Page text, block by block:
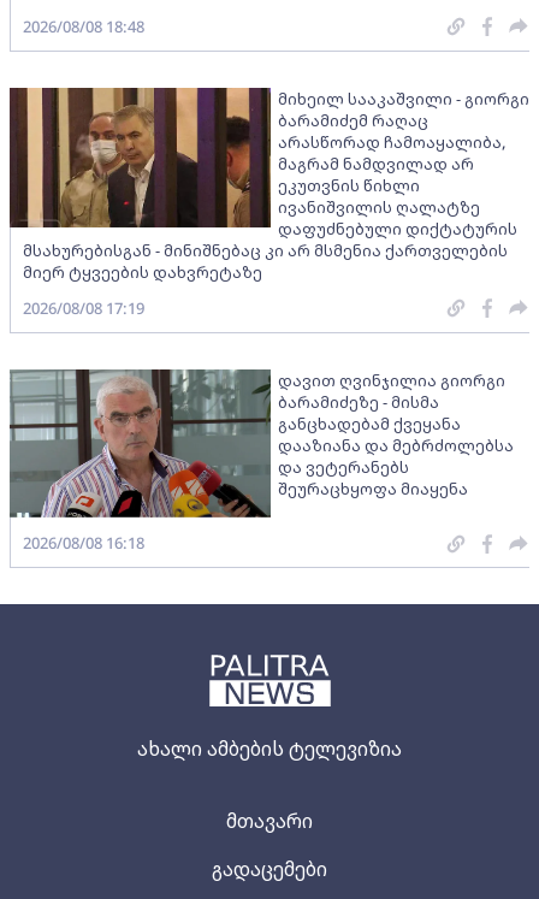
ახალი ამბების ტელევიზია
მთავარი
გადაცემები
2026/08/08 18:48
მიხეილ სააკაშვილი - გიორგი
ბარამიძემ რაღაც
არასწორად ჩამოაყალიბა,
მაგრამ ნამდვილად არ
ეკუთვნის წიხლი
ივანიშვილის ღალატზე
დაფუძნებული დიქტატურის
მსახურებისგან - მინიშნებაც კი არ მსმენია ქართველების
მიერ ტყვეების დახვრეტაზე
2026/08/08 17:19
დავით ღვინჯილია გიორგი
ბარამიძეზე - მისმა
განცხადებამ ქვეყანა
დააზიანა და მებრძოლებსა
და ვეტერანებს
შეურაცხყოფა მიაყენა
2026/08/08 16:18